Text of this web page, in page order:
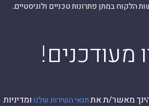
הלקוח במתן פתרונות טכניים ולוגיסטיים.
מעודכנים
מאשר/ת את תנאי השירות שלנו ומדיניות